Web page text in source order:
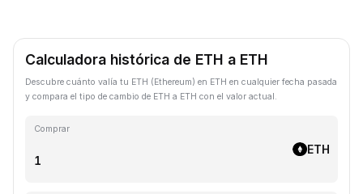
Calculadora histórica de ETH a ETH
Descubre cuánto valía tu ETH (Ethereum) en ETH en cualquier fecha pasada
y compara el tipo de cambio de ETH a ETH con el valor actual.
Comprar
ETH